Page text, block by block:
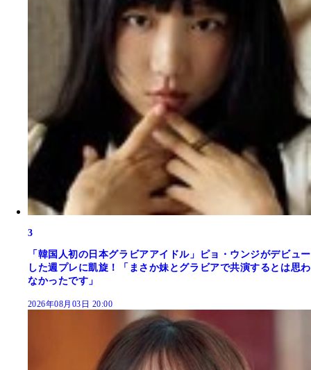
3
「韓国人初の日本グラビアアイドル」ピョ・ウンジがデビュー
した週プレに凱旋！「まさか妹とグラビアで共演するとは思わ
なかったです」
2026年08月03日 20:00